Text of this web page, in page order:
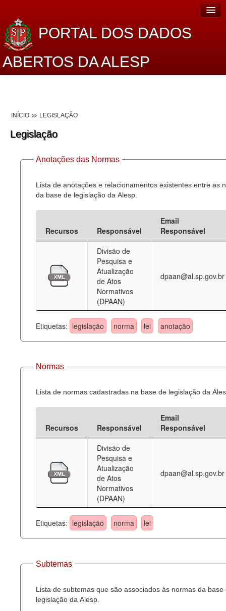
PORTAL DOS DADOS
ABERTOS DA ALESP
Dados Abertos Alesp
Lei de Acesso à Informação
Dados Governamentais Abertos
Planejamento
Deputados Estaduais
Legislação
Perguntas frequentes
Contato
INÍCIO LEGISLAÇÃO
Legislação
Anotações das Normas
Lista de anotações e relacionamentos existentes entre as
da base de legislação da Alesp.
Recursos Responsável
Email
Responsável
Divisão de
Pesquisa e
Atualização
de Atos
Normativos
(DPAAN)
dpaan@al.sp.gov.br
Etiquetas: legislação norma lei anotação
Normas
Lista de normas cadastradas na base de legislação da
Recursos Responsável
Email
Responsável
Divisão de
Pesquisa e
Atualização
de Atos
Normativos
(DPAAN)
dpaan@al.sp.gov.br
Etiquetas: legislação norma lei
Subtemas
Lista de subtemas que são associados às normas da base
legislação da Alesp.